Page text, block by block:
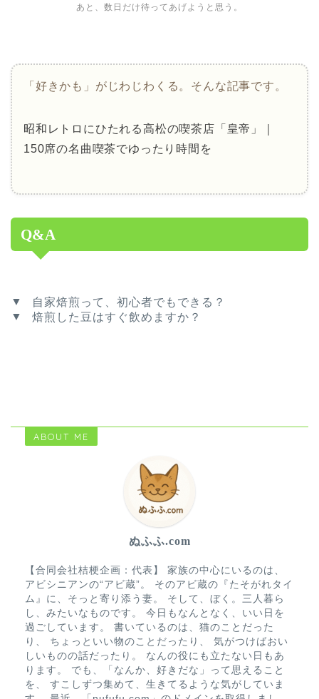
あと、数日だけ待ってあげようと思う。
「好きかも」がじわじわくる。そんな記事です。
昭和レトロにひたれる高松の喫茶店「皇帝」｜
150席の名曲喫茶でゆったり時間を
Q&A
自家焙煎って、初心者でもできる？
焙煎した豆はすぐ飲めますか？
ABOUT ME
ぬふふ.com
【合同会社桔梗企画：代表】 家族の中心にいるのは、
アビシニアンの“アビ蔵”。 そのアビ蔵の『たそがれタイ
ム』に、そっと寄り添う妻。 そして、ぼく。三人暮ら
し、みたいなものです。 今日もなんとなく、いい日を
過ごしています。 書いているのは、猫のことだった
り、 ちょっといい物のことだったり、 気がつけばおい
しいものの話だったり。 なんの役にも立たない日もあ
ります。 でも、「なんか、好きだな」って思えること
を、 すこしずつ集めて、生きてるような気がしていま